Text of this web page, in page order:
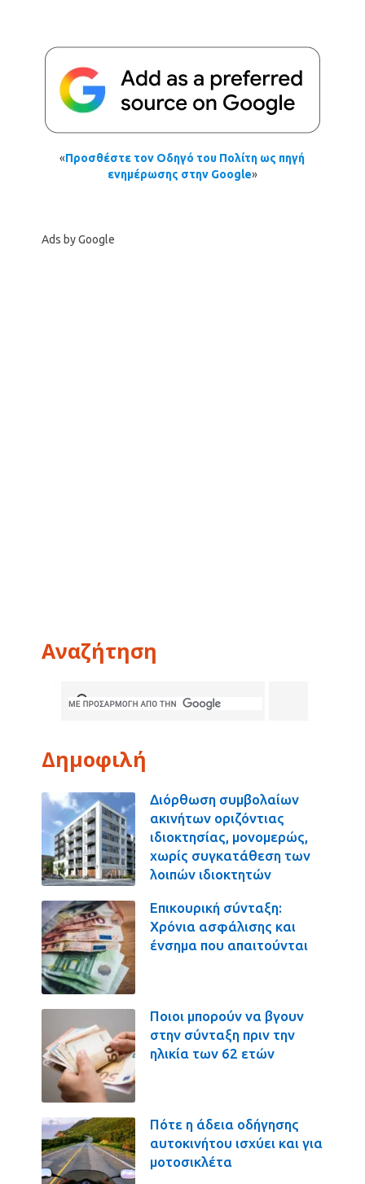
«Προσθέστε τον Οδηγό του Πολίτη ως πηγή
ενημέρωσης στην Google»
Ads by Google
Αναζήτηση
Δημοφιλή
Διόρθωση συμβολαίων
ακινήτων οριζόντιας
ιδιοκτησίας, μονομερώς,
χωρίς συγκατάθεση των
λοιπών ιδιοκτητών
Επικουρική σύνταξη:
Χρόνια ασφάλισης και
ένσημα που απαιτούνται
Ποιοι μπορούν να βγουν
στην σύνταξη πριν την
ηλικία των 62 ετών
Πότε η άδεια οδήγησης
αυτοκινήτου ισχύει και για
μοτοσικλέτα